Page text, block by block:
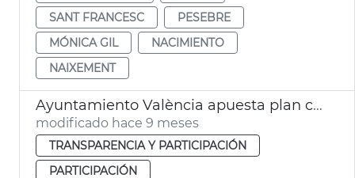
SANT FRANCESC
PESEBRE
MÓNICA GIL
NACIMIENTO
NAIXEMENT
Ayuntamiento València apuesta plan comunicación clara
modificado hace 9 meses
TRANSPARENCIA Y PARTICIPACIÓN
PARTICIPACIÓN